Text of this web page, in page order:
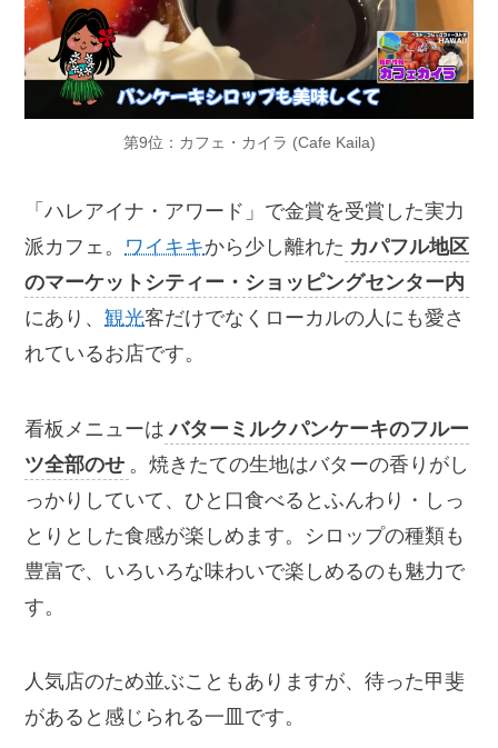
第9位：カフェ・カイラ (Cafe Kaila)
「ハレアイナ・アワード」で金賞を受賞した実力
派カフェ。 ワイキキから少し離れた カパフル地区
のマーケットシティー・ショッピングセンター内
にあり、観光客だけでなくローカルの人にも愛さ
れているお店です。
看板メニューは バターミルクパンケーキのフルー
ツ全部のせ 。焼きたての生地はバターの香りがし
っかりしていて、ひと口食べるとふんわり・しっ
とりとした食感が楽しめます。シロップの種類も
豊富で、いろいろな味わいで楽しめるのも魅力で
す。
人気店のため並ぶこともありますが、待った甲斐
があると感じられる一皿です。